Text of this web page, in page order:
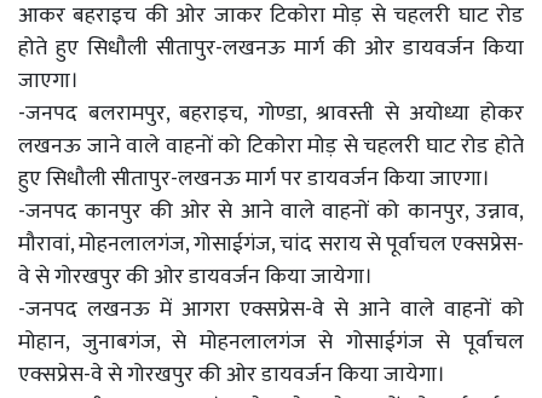
आकर बहराइच की ओर जाकर टिकोरा मोड़ से चहलरी घाट रोड
होते हुए सिधौली सीतापुर-लखनऊ मार्ग की ओर डायवर्जन किया
जाएगा।
-जनपद बलरामपुर, बहराइच, गोण्डा, श्रावस्ती से अयोध्या होकर
लखनऊ जाने वाले वाहनों को टिकोरा मोड़ से चहलरी घाट रोड होते
हुए सिधौली सीतापुर-लखनऊ मार्ग पर डायवर्जन किया जाएगा।
-जनपद कानपुर की ओर से आने वाले वाहनों को कानपुर, उन्नाव,
मौरावां, मोहनलालगंज, गोसाईगंज, चांद सराय से पूर्वाचल एक्सप्रेस-
वे से गोरखपुर की ओर डायवर्जन किया जायेगा।
-जनपद लखनऊ में आगरा एक्सप्रेस-वे से आने वाले वाहनों को
मोहान, जुनाबगंज, से मोहनलालगंज से गोसाईगंज से पूर्वाचल
एक्सप्रेस-वे से गोरखपुर की ओर डायवर्जन किया जायेगा।